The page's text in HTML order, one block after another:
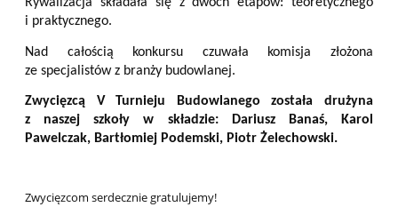
Rywalizacja składała się z dwóch etapów: teoretycznego
i praktycznego.
Nad całością konkursu czuwała komisja złożona
ze specjalistów z branży budowlanej.
Zwycięzcą V Turnieju Budowlanego została drużyna
z naszej szkoły w składzie:
Dariusz Banaś, Karol
Pawelczak, Bartłomiej Podemski, Piotr Żelechowski.
Zwycięzcom serdecznie gratulujemy!